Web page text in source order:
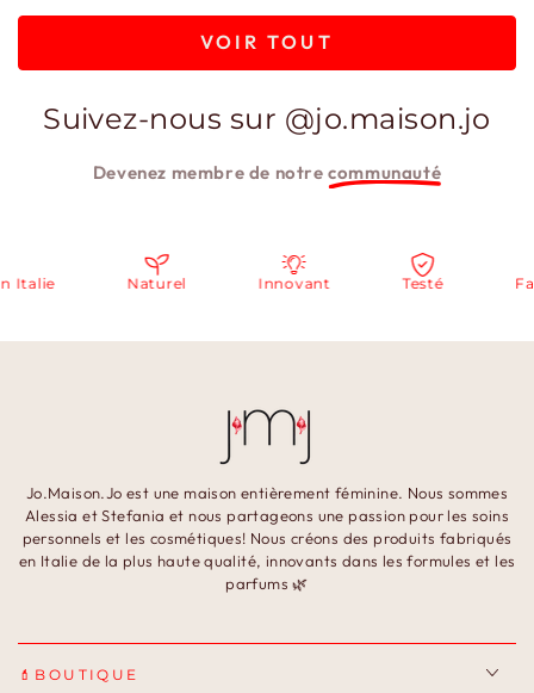
VOIR TOUT
Suivez-nous sur @jo.maison.jo
Devenez membre de notrecommunauté
Naturel Innovant Testé
Jo.Maison.Jo est une maison entièrement féminine. Nous sommes
Alessia et Stefania et nous partageons une passion pour les soins
personnels et les cosmétiques! Nous créons des produits fabriqués
en Italie de la plus haute qualité, innovants dans les formules et les
parfums 🌿
💄BOUTIQUE